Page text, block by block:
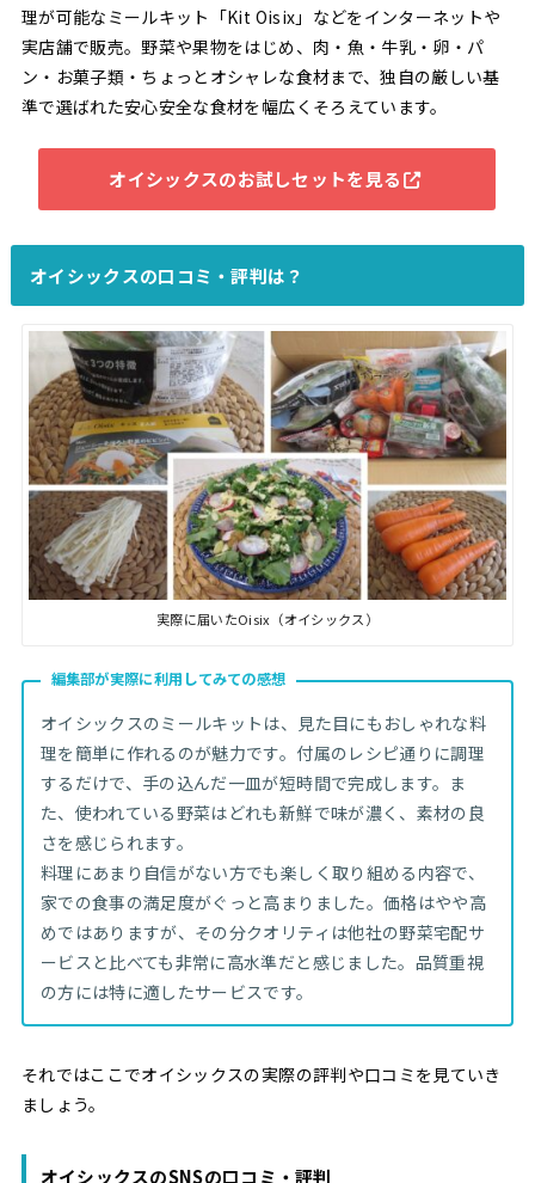
理が可能なミールキット「Kit Oisix」などをインターネットや
実店舗で販売。野菜や果物をはじめ、肉・魚・牛乳・卵・パ
ン・お菓子類・ちょっとオシャレな食材まで、独自の厳しい基
準で選ばれた安心安全な食材を幅広くそろえています。
オイシックスのお試しセットを見る
オイシックスの口コミ・評判は？
実際に届いたOisix（オイシックス）
編集部が実際に利用してみての感想
オイシックスのミールキットは、見た目にもおしゃれな料
理を簡単に作れるのが魅力です。付属のレシピ通りに調理
するだけで、手の込んだ一皿が短時間で完成します。ま
た、使われている野菜はどれも新鮮で味が濃く、素材の良
さを感じられます。
料理にあまり自信がない方でも楽しく取り組める内容で、
家での食事の満足度がぐっと高まりました。価格はやや高
めではありますが、その分クオリティは他社の野菜宅配サ
ービスと比べても非常に高水準だと感じました。品質重視
の方には特に適したサービスです。
それではここでオイシックスの実際の評判や口コミを見ていき
ましょう。
オイシックスのSNSの口コミ・評判